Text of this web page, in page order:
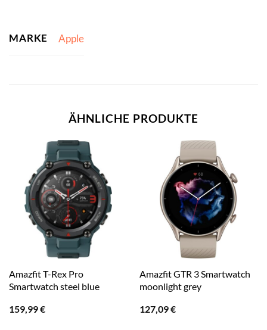
MARKE Apple
ÄHNLICHE PRODUKTE
Amazfit T-Rex Pro
Smartwatch steel blue
159,99€
Amazfit GTR 3 Smartwatch
moonlight grey
127,09€